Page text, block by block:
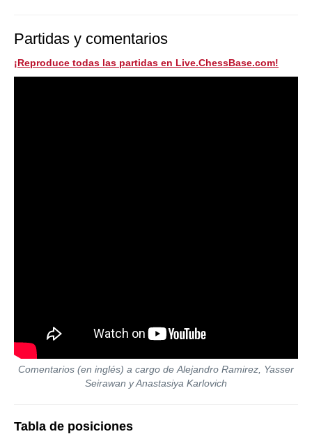
Partidas y comentarios
¡Reproduce todas las partidas en Live.ChessBase.com!
Comentarios (en inglés) a cargo de Alejandro Ramirez, Yasser
Seirawan y Anastasiya Karlovich
Tabla de posiciones